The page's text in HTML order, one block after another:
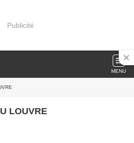
Publicité
MENU
LOUVRE